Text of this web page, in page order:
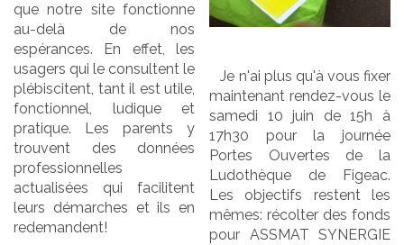
que notre site fonctionne
au-delà de nos
espérances. En effet, les
usagers qui le consultent le
plébiscitent, tant il est utile,
fonctionnel, ludique et
pratique. Les parents y
trouvent des données
professionnelles
actualisées qui facilitent
leurs démarches et ils en
redemandent!
Je n'ai plus qu'à vous fixer
maintenant rendez-vous le
samedi 10 juin de 15h à
17h30 pour la journée
Portes Ouvertes de la
Ludothèque de Figeac.
Les objectifs restent les
mêmes: récolter des fonds
pour ASSMAT SYNERGIE